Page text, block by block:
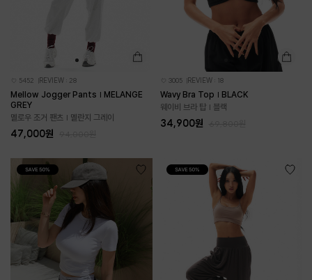
5452 REVIEW : 28
Mellow Jogger Pants | MELANGE
GREY
멜로우 조거 팬츠 | 멜란지 그레이
47,000원
3005 REVIEW : 18
Wavy Bra Top | BLACK
웨이비 브라 탑 | 블랙
34,900원